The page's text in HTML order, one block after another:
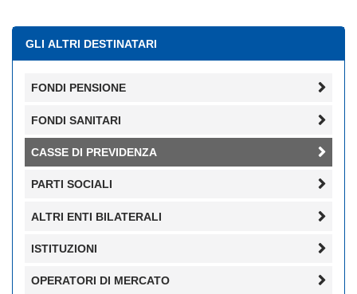
GLI ALTRI DESTINATARI
FONDI PENSIONE
FONDI SANITARI
CASSE DI PREVIDENZA
PARTI SOCIALI
ALTRI ENTI BILATERALI
ISTITUZIONI
OPERATORI DI MERCATO